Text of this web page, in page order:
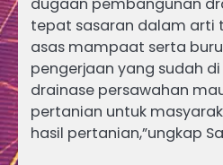
dugaan pembangunan
tepat sasaran dalam arti
asas mampaat serta
pengerjaan yang sudah
drainase persawahan
pertanian untuk
hasil pertanian,”ungkap